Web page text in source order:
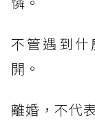
不管遇到
開。
離婚，不代